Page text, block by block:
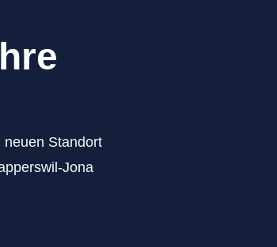
neuen Standort
Jona